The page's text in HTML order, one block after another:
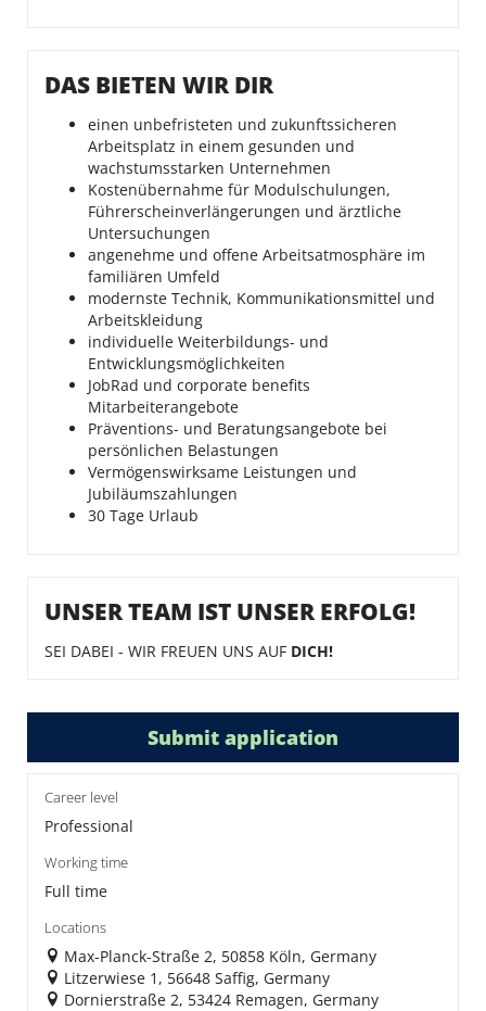
DAS BIETEN WIR DIR
einen unbefristeten und zukunftssicheren
Arbeitsplatz in einem gesunden und
wachstumsstarken Unternehmen
Kostenübernahme für Modulschulungen,
Führerscheinverlängerungen und ärztliche
Untersuchungen
angenehme und offene Arbeitsatmosphäre im
familiären Umfeld
modernste Technik, Kommunikationsmittel und
Arbeitskleidung
individuelle Weiterbildungs- und
Entwicklungsmöglichkeiten
JobRad und corporate benefits
Mitarbeiterangebote
Präventions- und Beratungsangebote bei
persönlichen Belastungen
Vermögenswirksame Leistungen und
Jubiläumszahlungen
30 Tage Urlaub
UNSER TEAM IST UNSER ERFOLG!
SEI DABEI - WIR FREUEN UNS AUF DICH!
Submit application
Career level
Professional
Working time
Full time
Locations
Max-Planck-Straße 2, 50858 Köln, Germany
Litzerwiese 1, 56648 Saffig, Germany
Dornierstraße 2, 53424 Remagen, Germany